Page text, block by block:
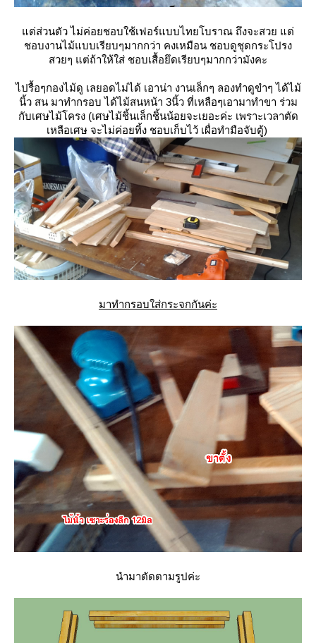
ต่ส่วนตัว ไม่ค่อยชอบใช้เฟอร์แบบไทยโบราณ ถึงจะสวย แต่
ชอบงานไม้แบบเรียบๆมากกว่า คงเหมือน ชอบดูชุดกระโปรง
สวยๆ แต่ถ้าให้ใส่ ชอบเสื้อยึดเรียบๆมากกว่ามังคะ
ไปรื้อๆกองไม้ดู เลยอดไม่ได้ เอาน่า งานเล็กๆ ลองทำดูขำๆ ได้ไม้
นิ้ว สน มาทำกรอบ ได้ไม้สนหน้า 3นิ้ว ที่เหลือๆเอามาทำขา ร่วม
กับเศษไม้โครง (เศษไม้ชิ้นเล็กชิ้นน้อยจะเยอะค่ะ เพราะเวลาตัด
เหลือเศษ จะไม่ค่อยทิ้ง ชอบเก็บไว้ เผื่อทำมือจับตู้)
มาทำกรอบใส่กระจกกันค่ะ
นำมาตัดตามรูปค่ะ